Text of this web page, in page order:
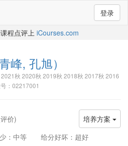
登录
程点评上 iCourses.com
峰, 孔旭）
秋 2020秋 2019秋 2018秋 2017秋 2016
：02217001
培养方案
价)
：中等
给分好坏：超好